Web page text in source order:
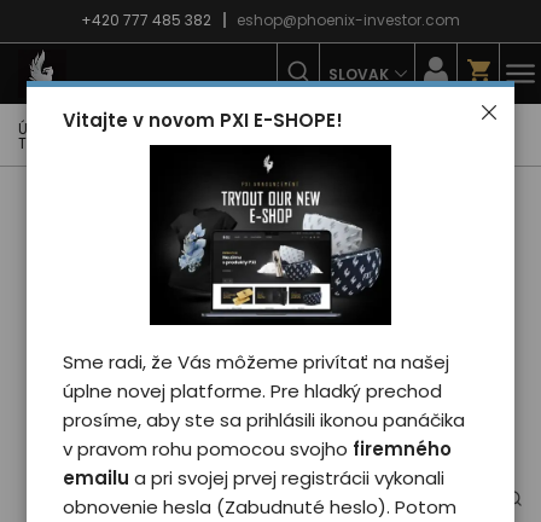
Vitajte v novom PXI E-SHOPE!
Sme radi, že Vás môžeme privítať na našej
úplne novej platforme. Pre hladký prechod
prosíme, aby ste sa prihlásili ikonou panáčika
v pravom rohu pomocou svojho firemného
emailu a pri svojej prvej registrácii vykonali
obnovenie hesla (Zabudnuté heslo). Potom
+420 777 485 382 eshop@phoenix-investor.com
SLOVAK
Úvodná strana E-shop Móda Tričká
Pánske tričká
Tričko Phoenix PXI 2024 - man/grey